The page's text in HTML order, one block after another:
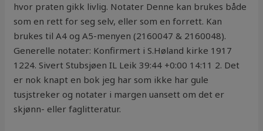
hvor praten gikk livlig. Notater Denne kan brukes både
som en rett for seg selv, eller som en forrett. Kan
brukes til A4 og A5-menyen (2160047 & 2160048).
Generelle notater: Konfirmert i S.Høland kirke 1917
1224. Sivert Stubsjøen IL Leik 39:44 +0:00 14:11 2. Det
er nok knapt en bok jeg har som ikke har gule
tusjstreker og notater i margen uansett om det er
skjønn- eller faglitteratur.